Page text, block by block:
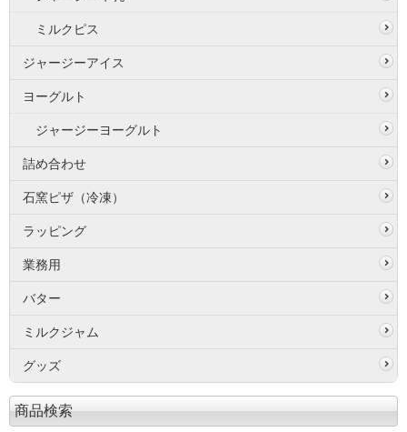
ミルクピス
ジャージーアイス
ヨーグルト
ジャージーヨーグルト
詰め合わせ
石窯ピザ（冷凍）
ラッピング
業務用
バター
ミルクジャム
グッズ
商品検索